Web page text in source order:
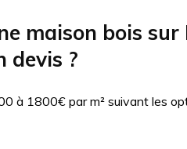
maison bois
devis ?
à 1800€ par m² suivant les